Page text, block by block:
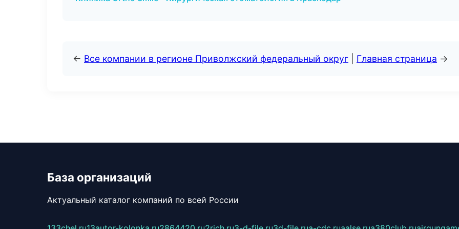
← Все компании в регионе Приволжский федеральный округ Главная страница →
База организаций
Актуальный каталог компаний по всей России